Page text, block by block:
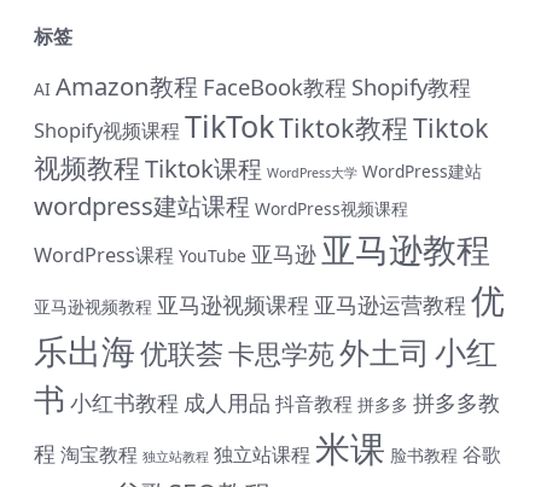
标签
AI Amazon教程 FaceBook教程 Shopify教程
Shopify视频课程 TikTokTiktok教程Tiktok
视频教程Tiktok课程 WordPress大学 WordPress建站
wordpress建站课程 WordPress视频课程
WordPress课程 YouTube 亚马逊 亚马逊教程
亚马逊视频教程 亚马逊视频课程 亚马逊运营教程 优
乐出海优联荟卡思学苑外土司 小红
书 小红书教程 成人用品 抖音教程 拼多多 拼多多教
程 淘宝教程 独立站教程 独立站课程 米课 脸书教程 谷歌